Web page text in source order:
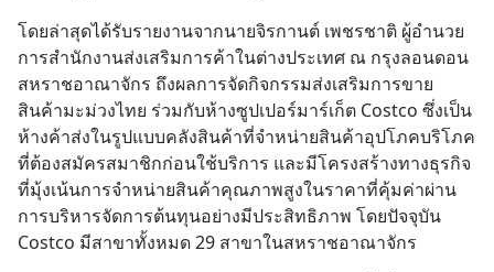
โดยล่าสุดได้รับรายงานจากนายจิรกานต์ เพชรชาติ ผู้อำนวย
การสำนักงานส่งเสริมการค้าในต่างประเทศ ณ กรุงลอนดอน
สหราชอาณาจักร ถึงผลการจัดกิจกรรมส่งเสริมการขาย
สินค้ามะม่วงไทย ร่วมกับห้างซูปเปอร์มาร์เก็ต Costco ซึ่งเป็น
ห้างค้าส่งในรูปแบบคลังสินค้าที่จำหน่ายสินค้าอุปโภคบริโภค
ที่ต้องสมัครสมาชิกก่อนใช้บริการ และมีโครงสร้างทางธุรกิจ
ที่มุ้งเน้นการจำหน่ายสินค้าคุณภาพสูงในราคาที่คุ้มค่าผ่าน
การบริหารจัดการต้นทุนอย่างมีประสิทธิภาพ โดยปัจจุบัน
Costco มีสาขาทั้งหมด 29 สาขาในสหราชอาณาจักร